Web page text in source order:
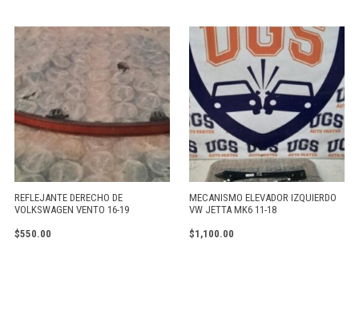
REFLEJANTE DERECHO DE
VOLKSWAGEN VENTO 16-19
$550.00
MECANISMO ELEVADOR IZQUIERDO
VW JETTA MK6 11-18
$1,100.00